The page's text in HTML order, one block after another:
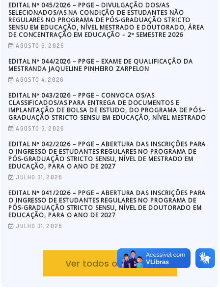
EDITAL Nº 045/2026 – PPGE – DIVULGAÇÃO DOS/AS
SELECIONADOS/AS NA CONDIÇÃO DE ESTUDANTES NÃO
REGULARES NO PROGRAMA DE PÓS-GRADUAÇÃO STRICTO
SENSU EM EDUCAÇÃO, NÍVEL MESTRADO E DOUTORADO, ÁREA
DE CONCENTRAÇÃO EM EDUCAÇÃO – 2º SEMESTRE 2026
AGOSTO 6, 2026
EDITAL Nº 044/2026 – PPGE – EXAME DE QUALIFICAÇÃO DA
MESTRANDA JAQUELINE PINHEIRO ZARPELON
AGOSTO 4, 2026
EDITAL Nº 043/2026 – PPGE – CONVOCA OS/AS
CLASSIFICADOS/AS PARA ENTREGA DE DOCUMENTOS E
IMPLANTAÇÃO DE BOLSA DE ESTUDO, DO PROGRAMA DE PÓS–
GRADUAÇÃO STRICTO SENSU EM EDUCAÇÃO, NÍVEL MESTRADO
AGOSTO 3, 2026
EDITAL Nº 042/2026 – PPGE – ABERTURA DAS INSCRIÇÕES PARA
O INGRESSO DE ESTUDANTES REGULARES NO PROGRAMA DE
PÓS-GRADUAÇÃO STRICTO SENSU, NÍVEL DE MESTRADO EM
EDUCAÇÃO, PARA O ANO DE 2027
JULHO 31, 2026
EDITAL Nº 041/2026 – PPGE – ABERTURA DAS INSCRIÇÕES PARA
O INGRESSO DE ESTUDANTES REGULARES NO PROGRAMA DE
PÓS-GRADUAÇÃO STRICTO SENSU, NÍVEL DE DOUTORADO EM
EDUCAÇÃO, PARA O ANO DE 2027
JULHO 31, 2026
Ver todos os editais